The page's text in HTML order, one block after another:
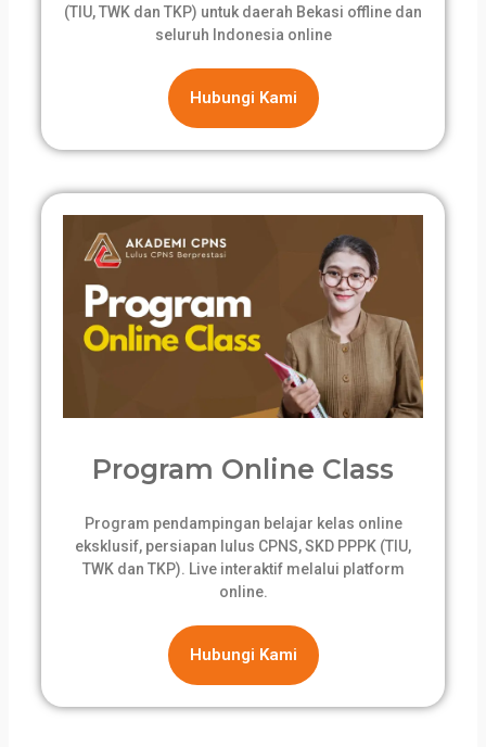
(TIU, TWK dan TKP) untuk daerah Bekasi offline dan
seluruh Indonesia online
Hubungi Kami
Program Online Class
Program pendampingan belajar kelas online
eksklusif, persiapan lulus CPNS, SKD PPPK (TIU,
TWK dan TKP). Live interaktif melalui platform
online.
Hubungi Kami